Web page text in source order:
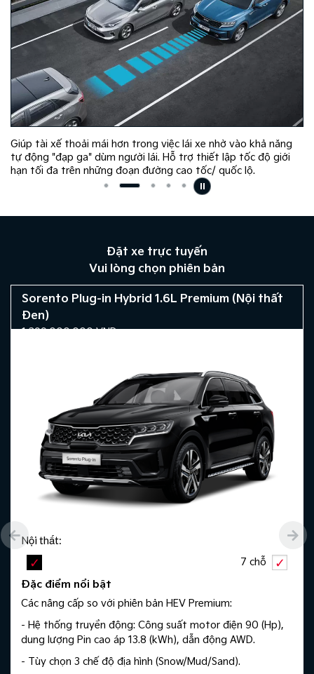
Giúp tài xế thoải mái hơn trong việc lái xe nhờ vào khả năng
tự động "đạp ga" dùm người lái. Hỗ trợ thiết lập tốc độ giới
hạn tối đa trên những đoạn đường cao tốc/ quốc lộ.
Đặt xe trực tuyến
Vui lòng chọn phiên bản
Sorento Plug-in Hybrid 1.6L Premium (Nội thất
Đen)
1.399.000.000VND
Nội thất:
7 chỗ
Đặc điểm nổi bật
Các nâng cấp so với phiên bản HEV Premium:
- Hệ thống truyền động: Công suất motor điện 90 (Hp),
dung lượng Pin cao áp 13.8 (kWh), dẫn động AWD.
- Tùy chọn 3 chế độ địa hình (Snow/Mud/Sand).